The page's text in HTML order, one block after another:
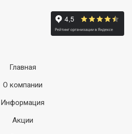
Главная
О компании
Информация
Акции